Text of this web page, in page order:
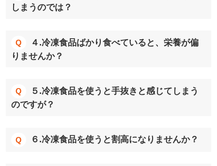
しまうのでは？
４.冷凍食品ばかり食べていると、栄養が偏
りませんか？
５.冷凍食品を使うと手抜きと感じてしまう
のですが？
６.冷凍食品を使うと割高になりませんか？